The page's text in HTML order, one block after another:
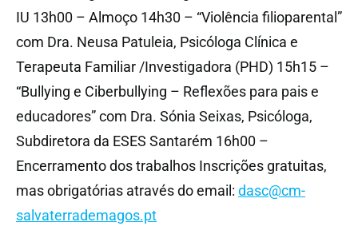
IU 13h00 – Almoço 14h30 – “Violência filioparental”
com Dra. Neusa Patuleia, Psicóloga Clínica e
Terapeuta Familiar /Investigadora (PHD) 15h15 –
“Bullying e Ciberbullying – Reflexões para pais e
educadores” com Dra. Sónia Seixas, Psicóloga,
Subdiretora da ESES Santarém 16h00 –
Encerramento dos trabalhos Inscrições gratuitas,
mas obrigatórias através do email: dasc@cm-
salvaterrademagos.pt